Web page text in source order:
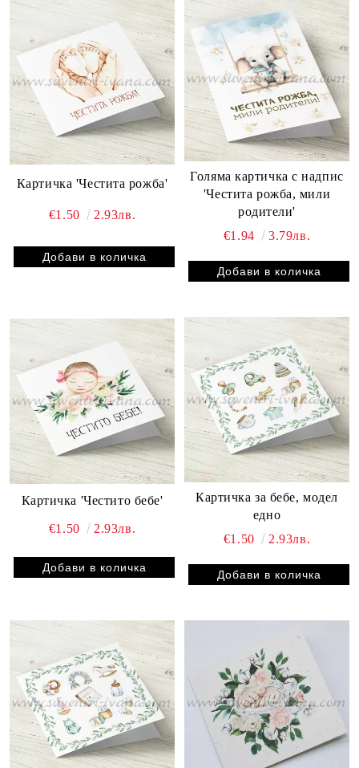
Картичка 'Честита рожба'
€1.50 2.93лв.
Голяма картичка с надпис
'Честита рожба, мили
родители'
€1.94
3.79лв.
Картичка 'Честито бебе'
€1.50 2.93лв.
Картичка за бебе, модел
едно
€1.50
2.93лв.